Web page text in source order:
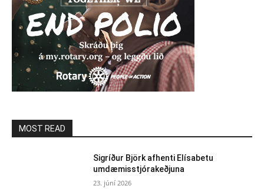
MOST READ
Sigríður Björk afhenti Elísabetu
umdæmisstjórakeðjuna
23. júní 2026